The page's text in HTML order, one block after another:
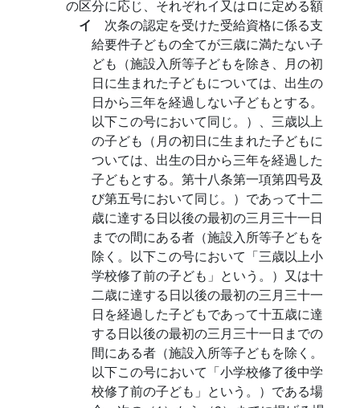
の区分に応じ、それぞれイ又はロに定める額
イ 次条の認定を受けた受給資格に係る支
給要件子どもの全てが三歳に満たない子
ども（施設入所等子どもを除き、月の初
日に生まれた子どもについては、出生の
日から三年を経過しない子どもとする。
以下この号において同じ。）、三歳以上
の子ども（月の初日に生まれた子どもに
ついては、出生の日から三年を経過した
子どもとする。第十八条第一項第四号及
び第五号において同じ。）であって十二
歳に達する日以後の最初の三月三十一日
までの間にある者（施設入所等子どもを
除く。以下この号において「三歳以上小
学校修了前の子ども」という。）又は十
二歳に達する日以後の最初の三月三十一
日を経過した子どもであって十五歳に達
する日以後の最初の三月三十一日までの
間にある者（施設入所等子どもを除く。
以下この号において「小学校修了後中学
校修了前の子ども」という。）である場